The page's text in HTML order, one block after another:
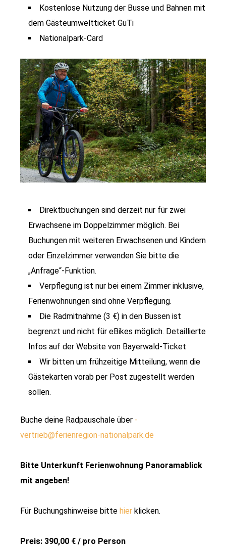
Kostenlose Nutzung der Busse und Bahnen mit
dem Gästeumweltticket GuTi
Nationalpark-Card
Direktbuchungen sind derzeit nur für zwei
Erwachsene im Doppelzimmer möglich. Bei
Buchungen mit weiteren Erwachsenen und Kindern
oder Einzelzimmer verwenden Sie bitte die
„Anfrage“-Funktion.
Verpflegung ist nur bei einem Zimmer inklusive,
Ferienwohnungen sind ohne Verpflegung.
Die Radmitnahme (3 €) in den Bussen ist
begrenzt und nicht für eBikes möglich. Detaillierte
Infos auf der Website von Bayerwald-Ticket
Wir bitten um frühzeitige Mitteilung, wenn die
Gästekarten vorab per Post zugestellt werden
sollen.
Buche deine Radpauschale über ­
vertrieb@ferienregion-nationalpark.de
Bitte Unterkunft Ferienwohnung Panoramablick
mit angeben!
Für Buchungshinweise bitte hier klicken.
Preis: 390,00 € / pro Person